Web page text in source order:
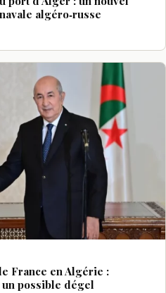
algéro‑russe
France en Algérie :
possible dégel